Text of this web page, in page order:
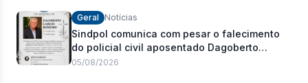
Geral Notícias
Sindpol comunica com pesar o falecimento
do policial civil aposentado Dagoberto
Carlos Romeiro
05/08/2026